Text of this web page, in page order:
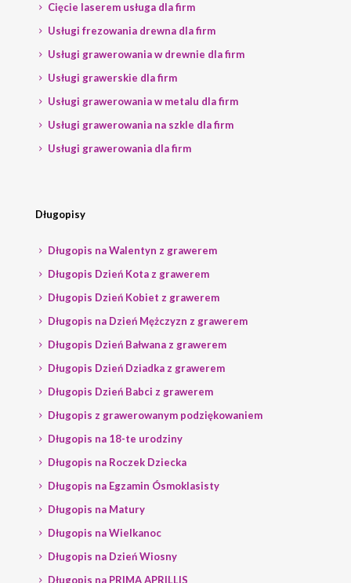
Cięcie laserem usługa dla firm
Usługi frezowania drewna dla firm
Usługi grawerowania w drewnie dla firm
Usługi grawerskie dla firm
Usługi grawerowania w metalu dla firm
Usługi grawerowania na szkle dla firm
Usługi grawerowania dla firm
Długopisy
Długopis na Walentyn z grawerem
Długopis Dzień Kota z grawerem
Długopis Dzień Kobiet z grawerem
Długopis na Dzień Mężczyzn z grawerem
Długopis Dzień Bałwana z grawerem
Długopis Dzień Dziadka z grawerem
Długopis Dzień Babci z grawerem
Długopis z grawerowanym podziękowaniem
Długopis na 18-te urodziny
Długopis na Roczek Dziecka
Długopis na Egzamin Ósmoklasisty
Długopis na Matury
Długopis na Wielkanoc
Długopis na Dzień Wiosny
Długopis na PRIMA APRILLIS